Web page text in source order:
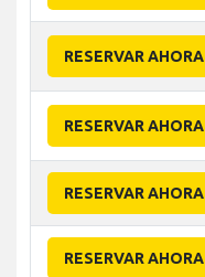
RESERVAR AHORA
RESERVAR AHORA
RESERVAR AHORA
RESERVAR AHORA